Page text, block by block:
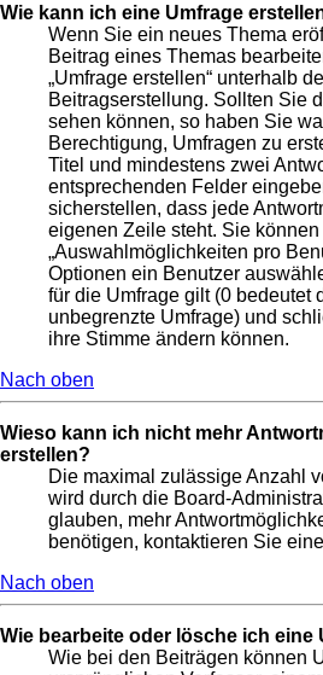
Wie kann ich eine Umfrage
Wenn Sie ein neues Thema
Beitrag eines Themas
„Umfrage erstellen“ unterhalb
Beitragserstellung. Sollten Sie
sehen können, so haben Sie
Berechtigung, Umfragen zu
Titel und mindestens zwei
entsprechenden Felder
sicherstellen, dass jede
eigenen Zeile steht. Sie
„Auswahlmöglichkeiten pro
Optionen ein Benutzer
für die Umfrage gilt (0 bedeutet
unbegrenzte Umfrage) und
ihre Stimme ändern können.
Nach oben
Wieso kann ich nicht mehr
erstellen?
Die maximal zulässige Anzahl
wird durch die Board-
glauben, mehr
benötigen, kontaktieren Sie
Nach oben
Wie bearbeite oder lösche ich eine
Wie bei den Beiträgen können